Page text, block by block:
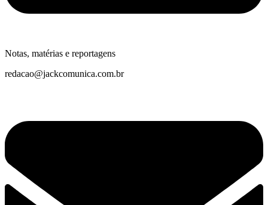
Notas, matérias e reportagens
redacao@jackcomunica.com.br